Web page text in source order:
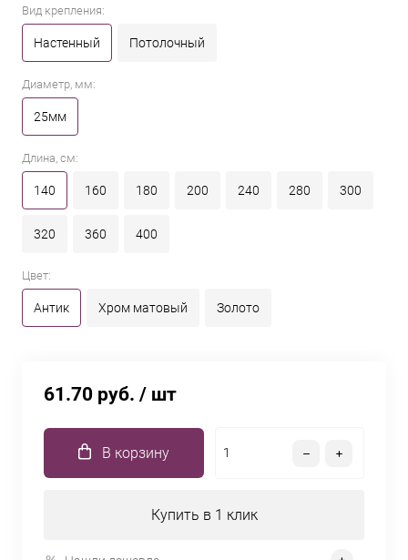
Вид крепления:
Настенный Потолочный
Диаметр, мм:
25мм
Длина, см:
140 160 180 200 240 280 300
320 360 400
Цвет:
Антик Хром матовый Золото
61.70 руб. / шт
В корзину
Купить в 1 клик